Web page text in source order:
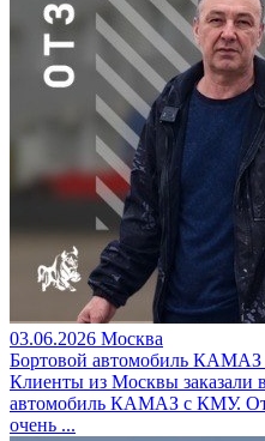
03.06.2026 Москва
Бортовой автомобиль
Клиенты из Москвы
автомобиль КАМАЗ с КМУ.
очень ...